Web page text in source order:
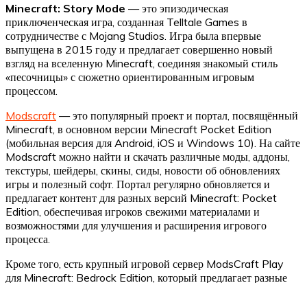
Minecraft: Story Mode — это эпизодическая
приключенческая игра, созданная Telltale Games в
сотрудничестве с Mojang Studios. Игра была впервые
выпущена в 2015 году и предлагает совершенно новый
взгляд на вселенную Minecraft, соединяя знакомый стиль
«песочницы» с сюжетно ориентированным игровым
процессом.
Modscraft — это популярный проект и портал, посвящённый
Minecraft, в основном версии Minecraft Pocket Edition
(мобильная версия для Android, iOS и Windows 10). На сайте
Modscraft можно найти и скачать различные моды, аддоны,
текстуры, шейдеры, скины, сиды, новости об обновлениях
игры и полезный софт. Портал регулярно обновляется и
предлагает контент для разных версий Minecraft: Pocket
Edition, обеспечивая игроков свежими материалами и
возможностями для улучшения и расширения игрового
процесса.
Кроме того, есть крупный игровой сервер ModsCraft Play
для Minecraft: Bedrock Edition, который предлагает разные